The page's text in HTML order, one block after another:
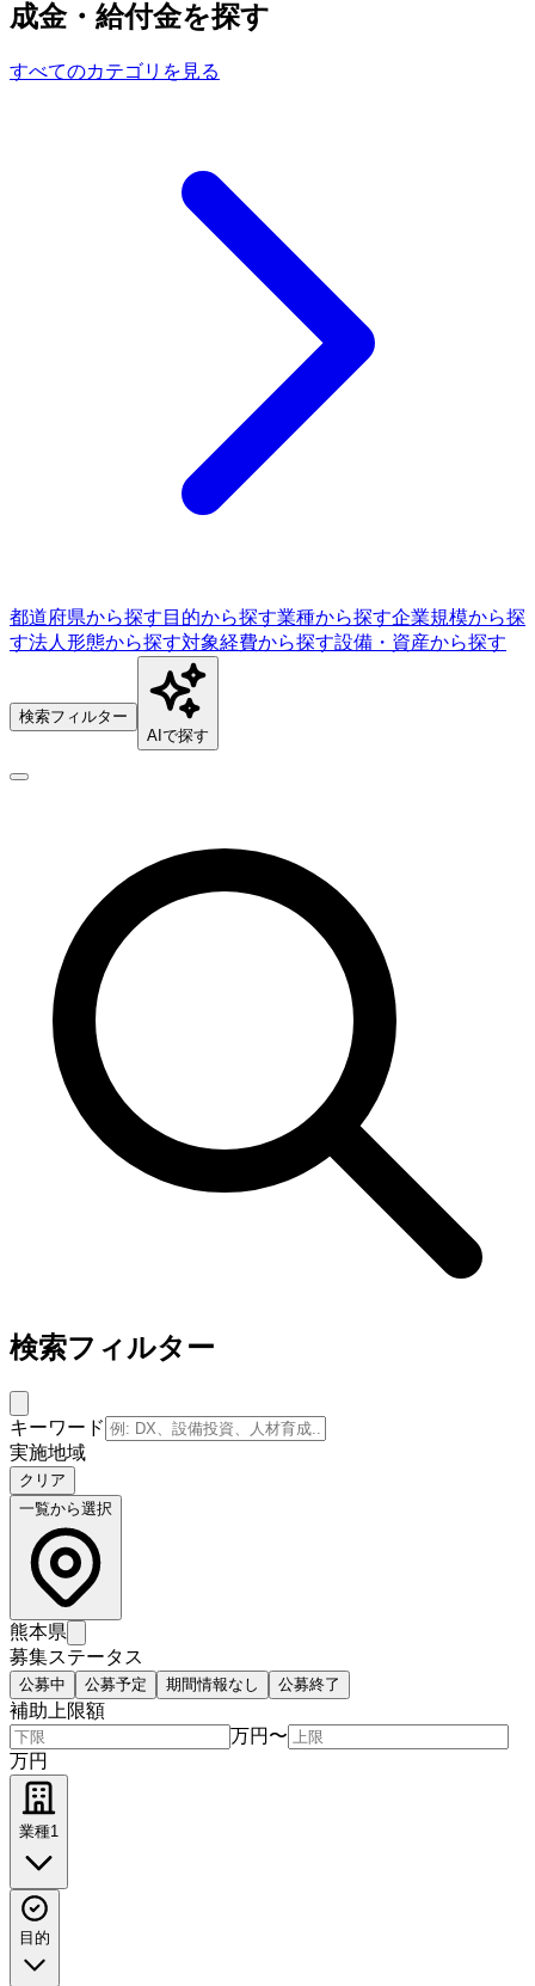
成金・給付金を探す
すべてのカテゴリを見る
都道府県から探す 目的から探す業種から探す企業規模から探
す法人形態から探す対象経費から探す設備・資産から探す
検索フィルター
AIで探す
検索フィルター
キーワード
実施地域
クリア
一覧から選択
熊本県
募集ステータス
公募中 公募予定 期間情報なし 公募終了
補助上限額
万円 〜
万円
業種1
目的